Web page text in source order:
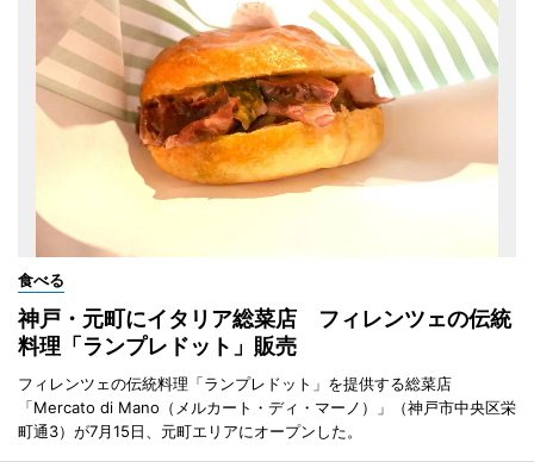
食べる
神戸・元町にイタリア総菜店 フィレンツェの伝統
料理「ランプレドット」販売
フィレンツェの伝統料理「ランプレドット」を提供する総菜店
「Mercato di Mano（メルカート・ディ・マーノ）」（神戸市中央区栄
町通3）が7月15日、元町エリアにオープンした。